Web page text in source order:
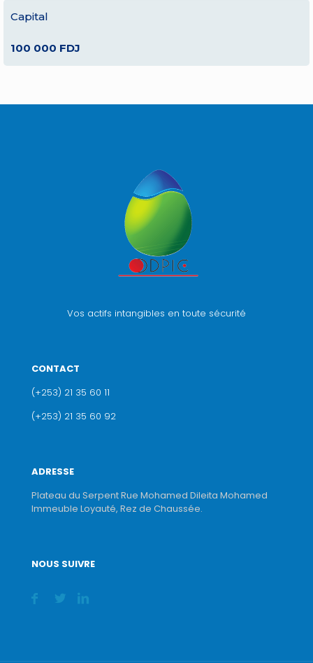
Capital
100 000 FDJ
Vos actifs intangibles en toute sécurité
CONTACT
(+253) 21 35 60 11
(+253) 21 35 60 92
ADRESSE
Plateau du Serpent Rue Mohamed Dileita Mohamed
Immeuble Loyauté, Rez de Chaussée.
NOUS SUIVRE